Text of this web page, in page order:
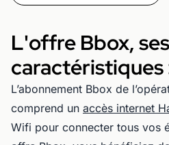
L'offre Bbox, ses
caractéristiques
L’abonnement Bbox de
comprend un accès internet
Wifi pour connecter tous vos